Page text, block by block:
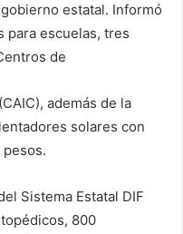
estatal. Informó
para escuelas, tres
de
además de la
solares con
Sistema Estatal DIF
800